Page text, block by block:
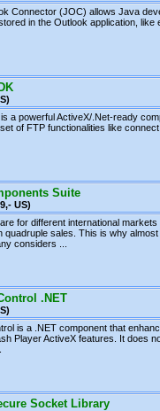
Connector (JOC) allows Java
in the Outlook application, like
a powerful ActiveX/.Net-ready
of FTP functionalities like
Suite
US)
for different international markets
quadruple sales. This is why
considers ...
.NET
is a .NET component that
Player ActiveX features. It does
Socket Library